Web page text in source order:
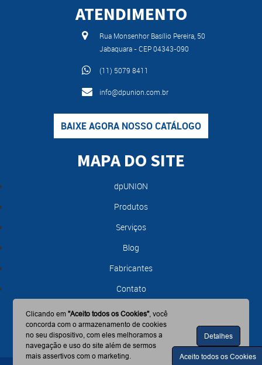
ATENDIMENTO
Rua Monsenhor Basílio Pereira, 50
Jabaquara - CEP 04343-090
(11) 5079 8411
info@dpunion.com.br
BAIXE AGORA NOSSO CATÁLOGO
MAPA DO SITE
dpUNION
Produtos
Serviços
Blog
Fabricantes
Contato
Clicando em"Aceito todos os Cookies", você
concorda com o armazenamento de cookies
no seu dispositivo, com eles melhoramos a
navegação e uso do site além de sermos
mais assertivos com o marketing.
Detalhes
Aceito todos os Cookies